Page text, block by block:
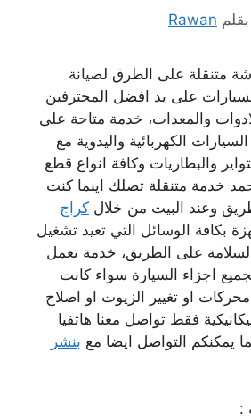
بقلم Rawan
متنقلة على الطرق لصيانة
على يد افضل المحترفين
والمعدات، خدمة متاحة على
الكهربائية واليدوية مع
والبطاريات وكافة انواع قطع
خدمة متنقلة تصلك اينما كنت
وعند البيت من خلال كراج
بكافة الوسائل التي تعيد تشغيل
على الطريق، خدمة تعمل
اجزاء السيارة سواء كانت
او تغيير الزيوت او اصلاح
فقط تواصل معنا هاتفيا
يمكنكم التواصل ايضا مع بنشر
: